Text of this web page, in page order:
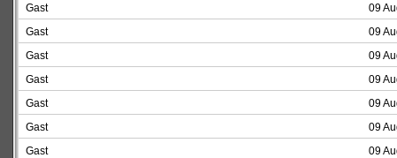
Gast
09
Gast
09
Gast
09
Gast
09
Gast
09
Gast
09
Gast
09